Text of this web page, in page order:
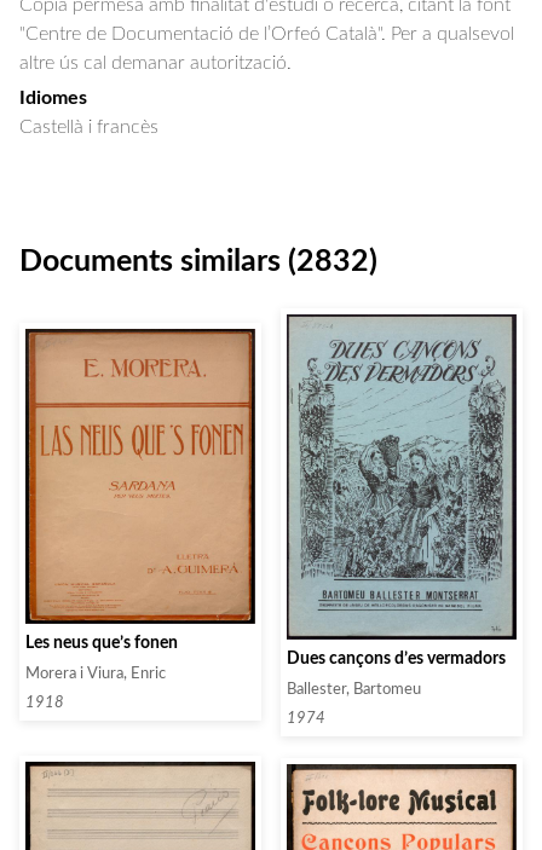
Còpia permesa amb finalitat d'estudi o recerca, citant la font
"Centre de Documentació de l’Orfeó Català". Per a qualsevol
altre ús cal demanar autorització.
Idiomes
Castellà i francès
Documents similars (2832)
Les neus que’s fonen
Morera i Viura, Enric
1918
Dues cançons d’es vermadors
Ballester, Bartomeu
1974